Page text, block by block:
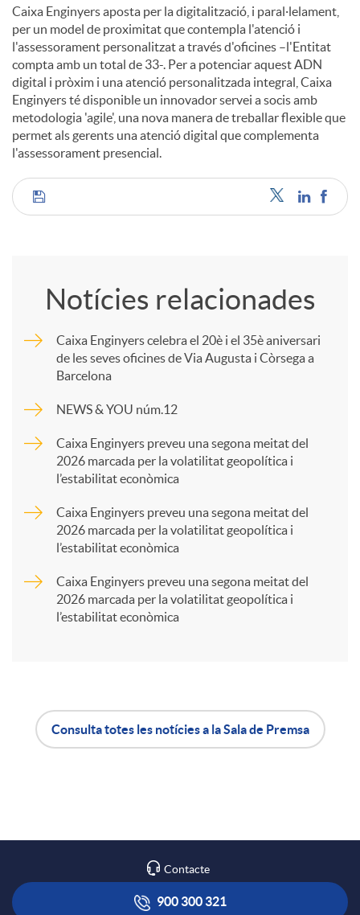
Caixa Enginyers aposta per la digitalització, i paral·lelament,
per un model de proximitat que contempla l'atenció i
l'assessorament personalitzat a través d'oficines –l'Entitat
compta amb un total de 33-. Per a potenciar aquest ADN
digital i pròxim i una atenció personalitzada integral, Caixa
Enginyers té disponible un innovador servei a socis amb
metodologia 'agile', una nova manera de treballar flexible que
permet als gerents una atenció digital que complementa
l'assessorament presencial.
C
r
x
Notícies relacionades
Caixa Enginyers celebra el 20è i el 35è aniversari
de les seves oficines de Via Augusta i Còrsega a
Barcelona
NEWS & YOU núm.12
Caixa Enginyers preveu una segona meitat del
2026 marcada per la volatilitat geopolítica i
l’estabilitat econòmica
Caixa Enginyers preveu una segona meitat del
2026 marcada per la volatilitat geopolítica i
l’estabilitat econòmica
Caixa Enginyers preveu una segona meitat del
2026 marcada per la volatilitat geopolítica i
l’estabilitat econòmica
i
ó
Consulta totes les notícies a la Sala de Premsa
Contacte
900 300 321